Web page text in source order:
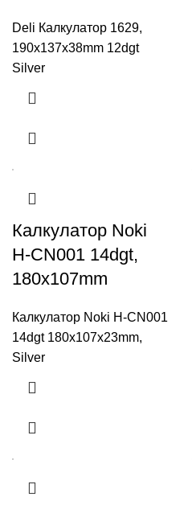
Deli Калкулатор 1629,
190x137x38mm 12dgt
Silver
Калкулатор Noki
H-CN001 14dgt,
180x107mm
Калкулатор Noki H-CN001
14dgt 180x107x23mm,
Silver